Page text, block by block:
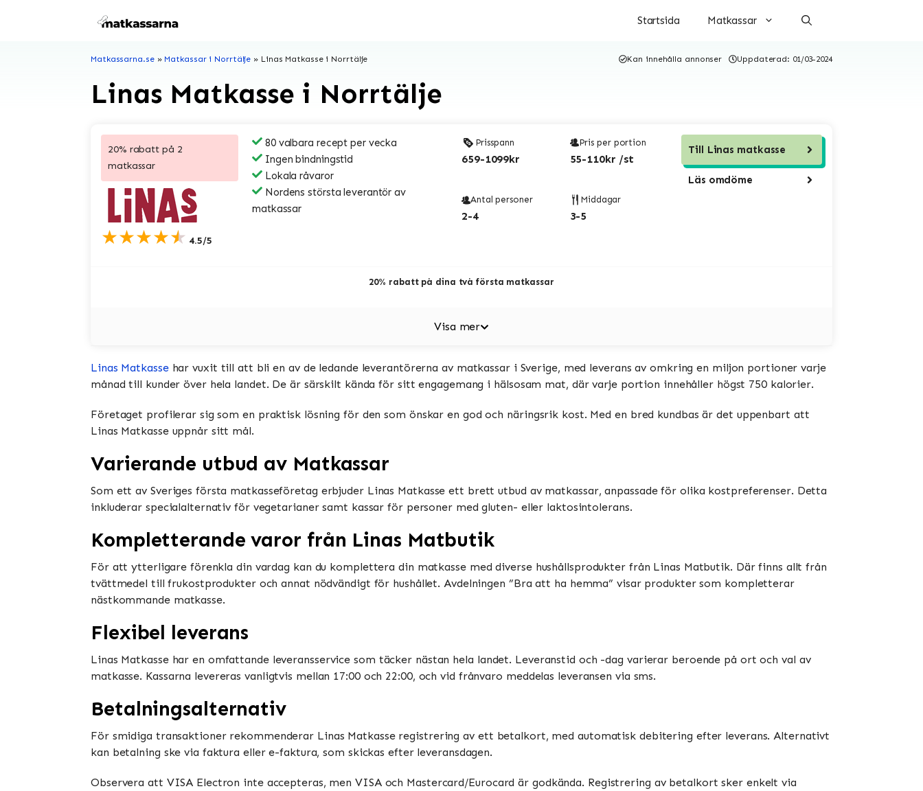
Startsida Matkassar
Matkassarna.se» Matkassar i Norrtälje » Linas Matkasse i Norrtälje Kan innehålla annonser Uppdaterad: 01/03-2024
Linas Matkasse i Norrtälje
20% rabatt på 2
matkassar
★★★★★ 4.5/5
80 valbara recept per vecka
Ingen bindningstid
Lokala råvaror
Nordens största leverantör av
matkassar
Prisspann
659-1099kr
Pris per portion
55-110kr /st
Antal personer
2-4
Middagar
3-5
Till Linas matkasse
Läs omdöme
20% rabatt på dina två första matkassar
Visa mer
Linas Matkassehar vuxit till att bli en av de ledande leverantörerna av matkassar i Sverige, med leverans av omkring en miljon portioner varje
månad till kunder över hela landet. De är särskilt kända för sitt engagemang i hälsosam mat, där varje portion innehåller högst 750 kalorier.
Företaget profilerar sig som en praktisk lösning för den som önskar en god och näringsrik kost. Med en bred kundbas är det uppenbart att
Linas Matkasse uppnår sitt mål.
Varierande utbud av Matkassar
Som ett av Sveriges första matkasseföretag erbjuder Linas Matkasse ett brett utbud av matkassar, anpassade för olika kostpreferenser. Detta
inkluderar specialalternativ för vegetarianer samt kassar för personer med gluten- eller laktosintolerans.
Kompletterande varor från Linas Matbutik
För att ytterligare förenkla din vardag kan du komplettera din matkasse med diverse hushållsprodukter från Linas Matbutik. Där finns allt från
tvättmedel till frukostprodukter och annat nödvändigt för hushållet. Avdelningen ”Bra att ha hemma” visar produkter som kompletterar
nästkommande matkasse.
Flexibel leverans
Linas Matkasse har en omfattande leveransservice som täcker nästan hela landet. Leveranstid och -dag varierar beroende på ort och val av
matkasse. Kassarna levereras vanligtvis mellan 17:00 och 22:00, och vid frånvaro meddelas leveransen via sms.
Betalningsalternativ
För smidiga transaktioner rekommenderar Linas Matkasse registrering av ett betalkort, med automatisk debitering efter leverans. Alternativt
kan betalning ske via faktura eller e-faktura, som skickas efter leveransdagen.
Observera att VISA Electron inte accepteras, men VISA och Mastercard/Eurocard är godkända. Registrering av betalkort sker enkelt via